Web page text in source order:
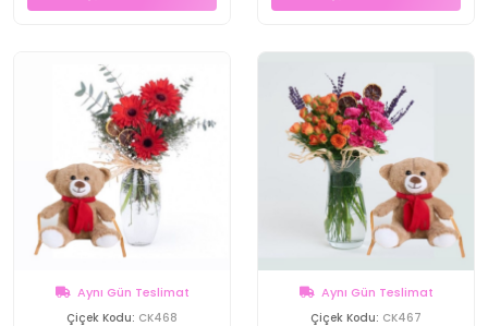
Aynı Gün Teslimat
Çiçek Kodu: CK468
Aynı Gün Teslimat
Çiçek Kodu: CK467